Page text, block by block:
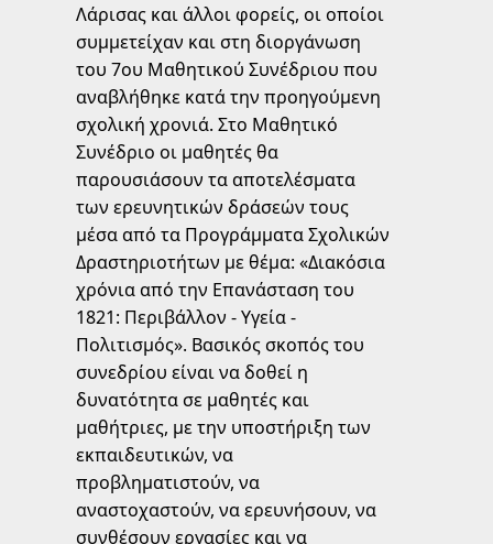
Λάρισας και άλλοι φορείς, οι οποίοι
συμμετείχαν και στη διοργάνωση
του 7ου Μαθητικού Συνέδριου που
αναβλήθηκε κατά την προηγούμενη
σχολική χρονιά. Στο Μαθητικό
Συνέδριο οι μαθητές θα
παρουσιάσουν τα αποτελέσματα
των ερευνητικών δράσεών τους
μέσα από τα Προγράμματα Σχολικών
Δραστηριοτήτων με θέμα: «Διακόσια
χρόνια από την Επανάσταση του
1821: Περιβάλλον - Υγεία -
Πολιτισμός». Βασικός σκοπός του
συνεδρίου είναι να δοθεί η
δυνατότητα σε μαθητές και
μαθήτριες, με την υποστήριξη των
εκπαιδευτικών, να
προβληματιστούν, να
αναστοχαστούν, να ερευνήσουν, να
συνθέσουν εργασίες και να